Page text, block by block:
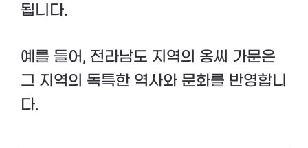
됩니다.
예를 들어, 전라남도 지역의 옹씨 가문은
그 지역의 독특한 역사와 문화를 반영합니
다.